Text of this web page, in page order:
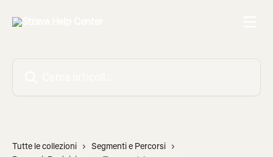
Tutte le collezioni
Segmenti e Percorsi